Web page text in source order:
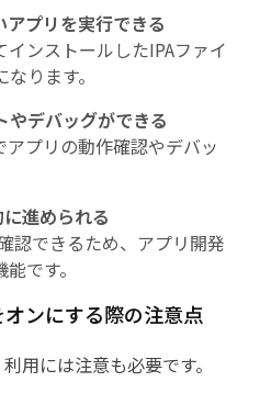
プリを実行できる
ンストールしたIPAファイ
ります。
やデバッグができる
プリの動作確認やデバッ
進められる
認できるため、アプリ開発
です。
ンにする際の注意点
用には注意も必要です。